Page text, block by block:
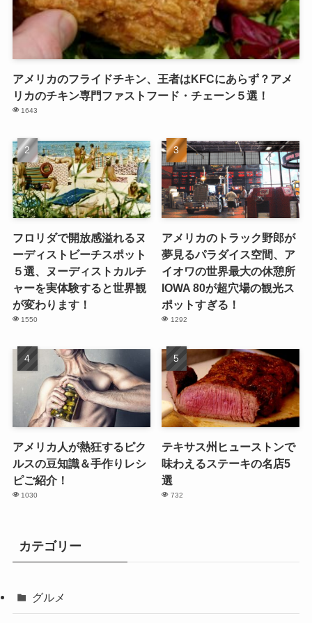
アメリカのフライドチキン、王者はKFCにあらず？アメ
リカのチキン専門ファストフード・チェーン５選！
1643
フロリダで開放感溢れるヌ
ーディストビーチスポット
５選、ヌーディストカルチ
ャーを実体験すると世界観
が変わります！
1550
アメリカのトラック野郎が
夢見るパラダイス空間、ア
イオワの世界最大の休憩所
IOWA 80が超穴場の観光ス
ポットすぎる！
1292
アメリカ人が熱狂するピク
ルスの豆知識＆手作りレシ
ピご紹介！
1030
テキサス州ヒューストンで
味わえるステーキの名店5
選
732
カテゴリー
グルメ